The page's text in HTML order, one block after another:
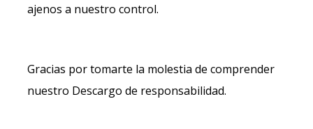
ajenos a nuestro control.
Gracias por tomarte la molestia de comprender
nuestro Descargo de responsabilidad.